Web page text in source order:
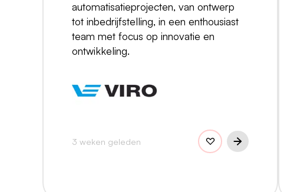
automatisatieprojecten, van ontwerp
tot inbedrijfstelling, in een enthousiast
team met focus op innovatie en
ontwikkeling.
3 weken geleden